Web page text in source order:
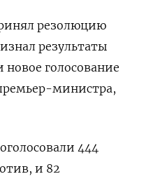
резолюцию
результаты
новое голосование
министра,
444
и 82